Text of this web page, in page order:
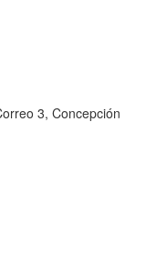
3, Concepción